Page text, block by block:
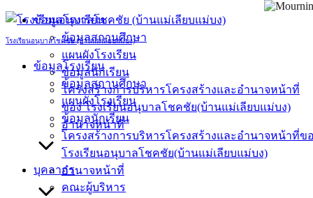
Skip
content
โรงเรียนอนุบาลโชคชัย (บ้านแม่เลียบแม่บง)
ข้อมูลโรงเรียน
ข้อมูลสถานศึกษา
แผนผังโรงเรียน
ข้อมูลนักเรียน
โครงสร้างการบริหารโครงสร้างและอำนาจหน้าที่ข
โรงเรียนอนุบาลโชคชัย(บ้านแม่เลียบแม่บง)
อำนาจหน้าที่
ข้อมูลโรงเรียน
ข้อมูลสถานศึกษา
แผนผังโรงเรียน
ข้อมูลนักเรียน
โครงสร้างการบริหารโครงสร้างและอำนาจหน้าที่
ของ โรงเรียนอนุบาลโชคชัย(บ้านแม่เลียบแม่บง)
อำนาจหน้าที่
บุคลากร
คณะผู้บริหาร